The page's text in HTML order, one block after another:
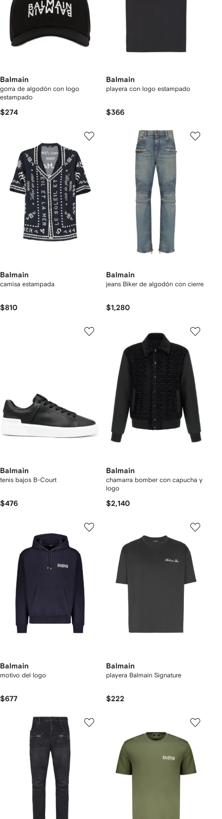
Balmain
gorra de algodón con logo
estampado
$274
Balmain
playera con logo estampado
$366
Balmain
camisa estampada
$810
Balmain
jeans Biker de algodón con cierre
$1,280
Balmain
tenis bajos B-Court
$476
Balmain
chamarra bomber con capucha y
logo
$2,140
Balmain
motivo del logo
$677
Balmain
playera Balmain Signature
$222